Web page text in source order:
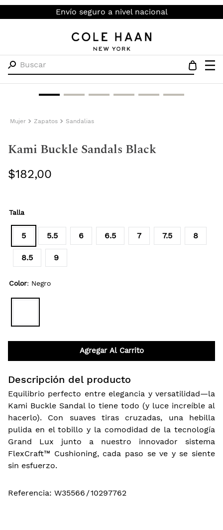
Envío seguro a nivel nacional
Buscar
Mujer Zapatos Sandalias
Kami Buckle Sandals Black
$182,00
Talla
5 5.5 6 6.5 7 7.5 8
8.5 9
Color: Negro
Agregar Al Carrito
Descripción del producto
Equilibrio perfecto entre elegancia y versatilidad—la
Kami Buckle Sandal lo tiene todo (y luce increíble al
hacerlo). Con suaves tiras cruzadas, una hebilla
pulida en el tobillo y la comodidad de la tecnología
Grand Lux junto a nuestro innovador sistema
FlexCraft™ Cushioning, cada paso se ve y se siente
sin esfuerzo.
Referencia: W35566 /10297762